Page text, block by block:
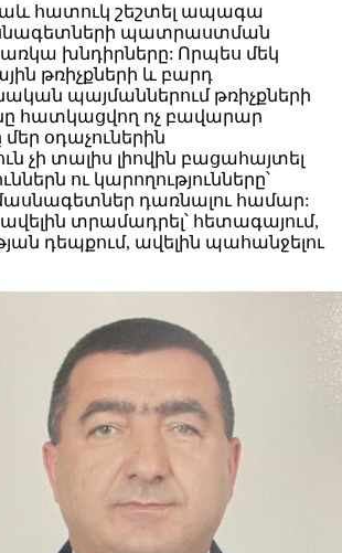
հատուկ շեշտել ապագա
պատրաստման
խնդիրները: Որպես մեկ
թռիչքների և բարդ
պայմաններում թռիչքների
հատկացվող ոչ բավարար
մեր օդաչուներին
չի տալիս լիովին բացահայտել
ու կարողությունները՝
դառնալու համար:
տրամադրել՝ հետագայում,
դեպքում, ավելին պահանջելու